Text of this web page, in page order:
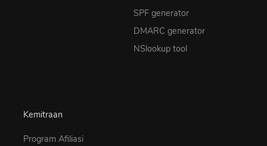
SPF generator
DMARC generator
NSlookup tool
Kemitraan
Program Afiliasi